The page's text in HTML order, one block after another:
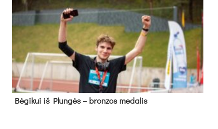
Bė­gi­kui iš Plun­gės – bron­zos me­da­lis